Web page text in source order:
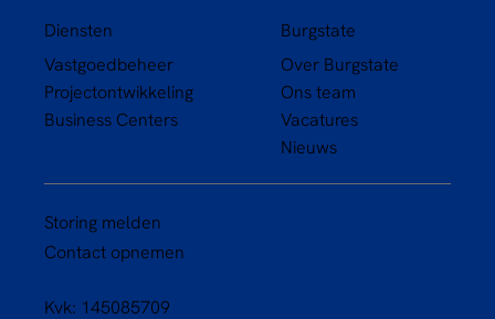
Diensten
Vastgoedbeheer
Projectontwikkeling
Business Centers
Burgstate
Over Burgstate
Ons team
Vacatures
Nieuws
Storing melden
Contact opnemen
Kvk: 145085709